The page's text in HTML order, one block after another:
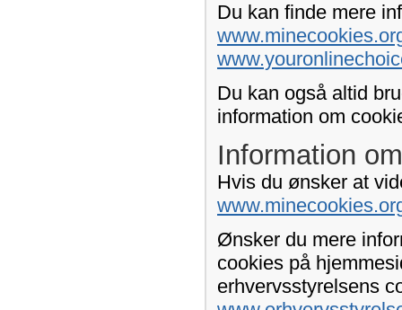
Du kan finde mere
Du kan også altid
information om
Information
Hvis du ønsker at
Ønsker du mere
cookies på
erhvervsstyrelsens